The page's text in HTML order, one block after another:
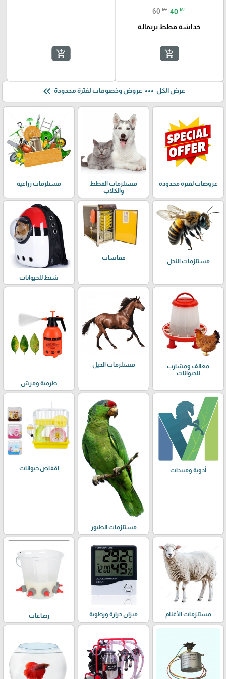
60 ₪ 40 ₪
خداشة قطط برتقالة
add_shopping_cart
add_shopping_cart
عرض الكل more_horiz عروض وخصومات لفترة محدودة keyboard_double_arrow_left
عروضات لفترة محدودة
مستلزمات القطط
والكلاب
مستلزمات زراعية
مستلزمات النحل
فقاسات
شنط للحيوانات
معالف ومشارب
للحيوانات
مستلزمات الخيل
طرمبة ومرش
أدوية ومبيدات
مستلزمات الطيور
اقفاص حيوانات
مستلزمات الأغنام ميزان حرارة ورطوبة رضاعات